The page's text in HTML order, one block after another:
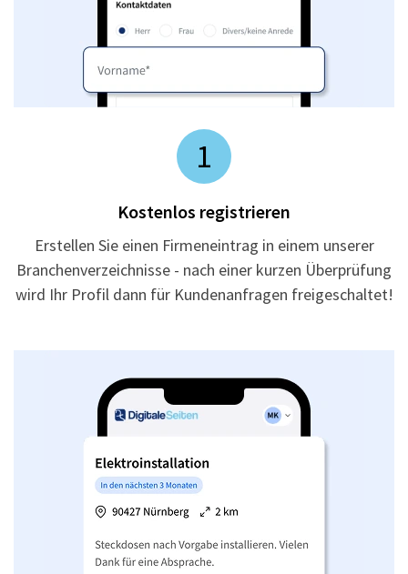
1
Kostenlos registrieren
Erstellen Sie einen Firmeneintrag in einem unserer
Branchenverzeichnisse - nach einer kurzen Überprüfung
wird Ihr Profil dann für Kundenanfragen freigeschaltet!